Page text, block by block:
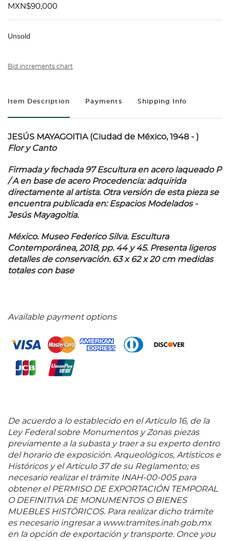
MXN$90,000
Unsold
Bid increments chart
Item Description Payments Shipping Info
JESÚS MAYAGOITIA (Ciudad de México, 1948 - )
Flor y Canto
Firmada y fechada 97 Escultura en acero laqueado P
/ A en base de acero Procedencia: adquirida
directamente al artista. Otra versión de esta pieza se
encuentra publicada en:Espacios Modelados -
Jesús Mayagoitia.
México. Museo Federico Silva. Escultura
Contemporánea, 2018, pp. 44 y 45. Presenta ligeros
detalles de conservación. 63 x 62 x 20 cm medidas
totales con base
Available payment options
De acuerdo a lo establecido en el Artículo 16, de la
Ley Federal sobre Monumentos y Zonas piezas
previamente a la subasta y traer a su experto dentro
del horario de exposición. Arqueológicos, Artísticos e
Históricos y el Artículo 37 de su Reglamento; es
necesario realizar el trámite INAH-00-005 para
obtener el PERMISO DE EXPORTACIÓN TEMPORAL
O DEFINITIVA DE MONUMENTOS O BIENES
MUEBLES HISTÓRICOS. Para realizar dicho trámite
es necesario ingresar a www.tramites.inah.gob.mx
en la opción de exportación y transporte. Once you